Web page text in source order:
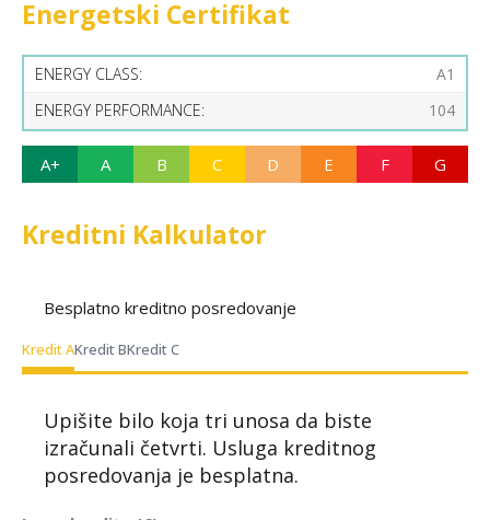
Energetski Certifikat
ENERGY CLASS:
A1
ENERGY PERFORMANCE:
104
A+ A B C D E F G
Kreditni Kalkulator
Besplatno kreditno posredovanje
Kredit AKredit BKredit C
Upišite bilo koja tri unosa da biste
izračunali četvrti. Usluga kreditnog
posredovanja je besplatna.